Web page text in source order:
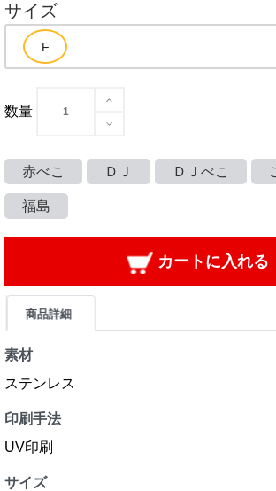
サイズ
数量
赤べこ ＤＪ ＤＪべこ
福島
カートに入れる
商品詳細
素材
ステンレス
印刷手法
UV印刷
サイズ